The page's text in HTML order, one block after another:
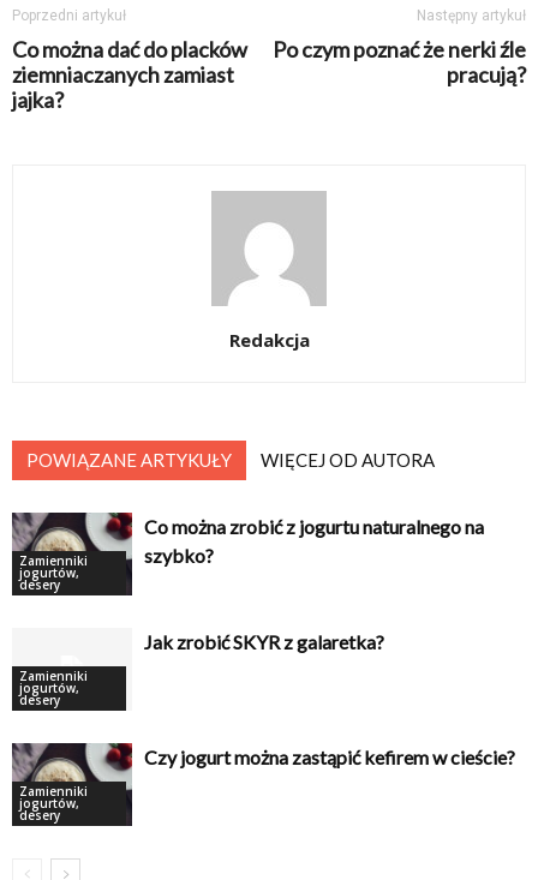
Poprzedni artykuł
Co można dać do placków
ziemniaczanych zamiast
jajka?
Następny artykuł
Po czym poznać że nerki źle
pracują?
Redakcja
POWIĄZANE ARTYKUŁY WIĘCEJ OD AUTORA
Zamienniki
jogurtów,
desery
Co można zrobić z jogurtu naturalnego na
szybko?
Zamienniki
jogurtów,
desery
Jak zrobić SKYR z galaretka?
Zamienniki
jogurtów,
desery
Czy jogurt można zastąpić kefirem w cieście?